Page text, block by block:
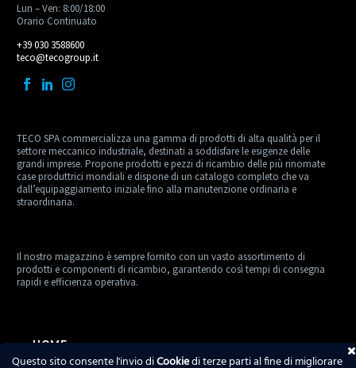
Lun – Ven: 8:00/18:00
Orario Continuato
+39 030 3588600
teco@tecogroup.it
TECO SPA commercializza una gamma di prodotti di alta qualità per il
settore meccanico industriale, destinati a soddisfare le esigenze delle
grandi imprese. Propone prodotti e pezzi di ricambio delle più rinomate
case produttrici mondiali e dispone di un catalogo completo che va
dall’equipaggiamento iniziale fino alla manutenzione ordinaria e
straordinaria.
Il nostro magazzino è sempre fornito con un vasto assortimento di
prodotti e componenti di ricambio, garantendo così tempi di consegna
rapidi e efficienza operativa.
HOME
Questo sito consente l'invio diCookiedi terze parti al fine di migliorare